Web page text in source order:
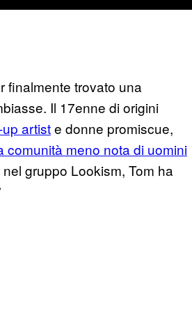
finalmente trovato una
Il 17enne di origini
artiste donne promiscue,
comunità meno nota di uomini
gruppo Lookism, Tom ha